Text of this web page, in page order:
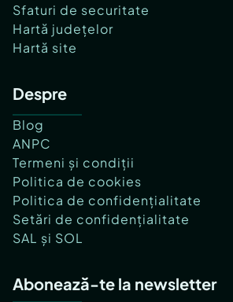
Sfaturi de securitate
Hartă județelor
Hartă site
Despre
Blog
ANPC
Termeni și condiții
Politica de cookies
Politica de confidențialitate
Setări de confidențialitate
SAL și SOL
Abonează-te la newsletter